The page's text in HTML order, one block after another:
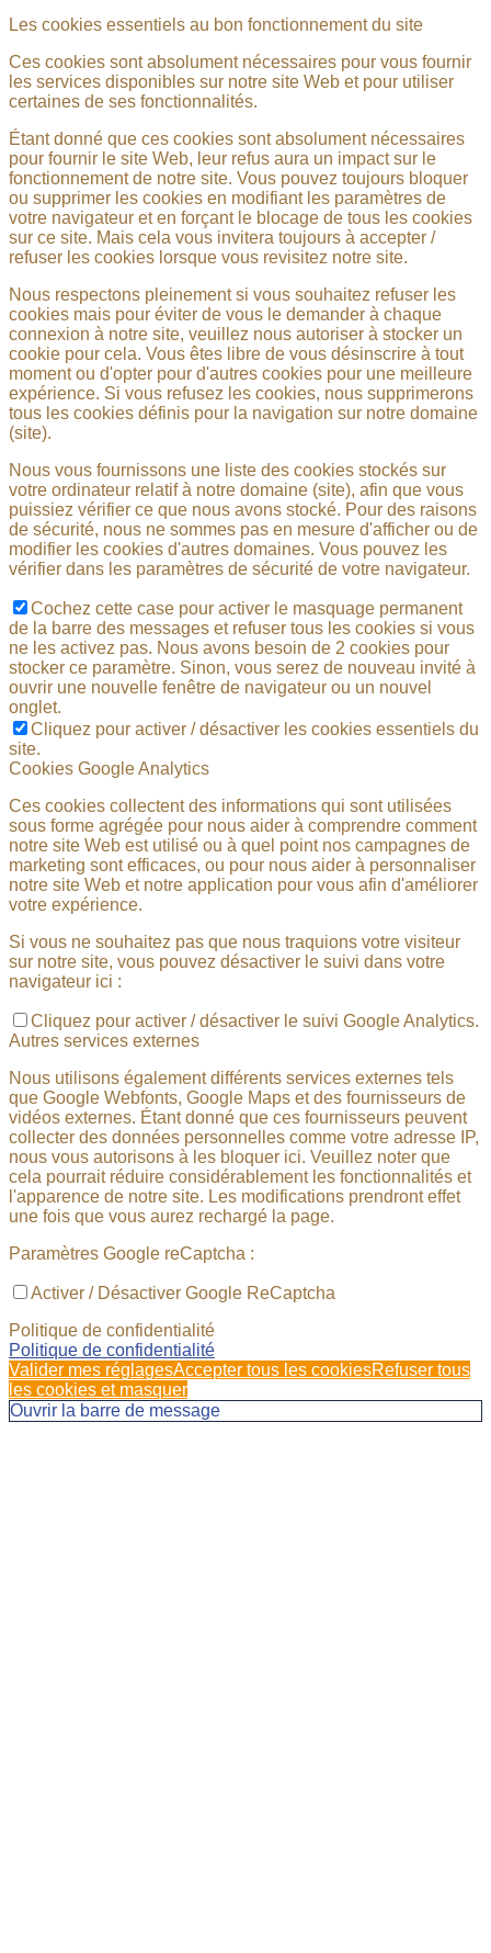
Les cookies essentiels au bon fonctionnement du site
Ces cookies sont absolument nécessaires pour vous fournir
les services disponibles sur notre site Web et pour utiliser
certaines de ses fonctionnalités.
Étant donné que ces cookies sont absolument nécessaires
pour fournir le site Web, leur refus aura un impact sur le
fonctionnement de notre site. Vous pouvez toujours bloquer
ou supprimer les cookies en modifiant les paramètres de
votre navigateur et en forçant le blocage de tous les cookies
sur ce site. Mais cela vous invitera toujours à accepter /
refuser les cookies lorsque vous revisitez notre site.
Nous respectons pleinement si vous souhaitez refuser les
cookies mais pour éviter de vous le demander à chaque
connexion à notre site, veuillez nous autoriser à stocker un
cookie pour cela. Vous êtes libre de vous désinscrire à tout
moment ou d'opter pour d'autres cookies pour une meilleure
expérience. Si vous refusez les cookies, nous supprimerons
tous les cookies définis pour la navigation sur notre domaine
(site).
Nous vous fournissons une liste des cookies stockés sur
votre ordinateur relatif à notre domaine (site), afin que vous
puissiez vérifier ce que nous avons stocké. Pour des raisons
de sécurité, nous ne sommes pas en mesure d'afficher ou de
modifier les cookies d'autres domaines. Vous pouvez les
vérifier dans les paramètres de sécurité de votre navigateur.
Cochez cette case pour activer le masquage permanent
de la barre des messages et refuser tous les cookies si vous
ne les activez pas. Nous avons besoin de 2 cookies pour
stocker ce paramètre. Sinon, vous serez de nouveau invité à
ouvrir une nouvelle fenêtre de navigateur ou un nouvel
onglet.
Cliquez pour activer / désactiver les cookies essentiels du
site.
Cookies Google Analytics
Ces cookies collectent des informations qui sont utilisées
sous forme agrégée pour nous aider à comprendre comment
notre site Web est utilisé ou à quel point nos campagnes de
marketing sont efficaces, ou pour nous aider à personnaliser
notre site Web et notre application pour vous afin d'améliorer
votre expérience.
Si vous ne souhaitez pas que nous traquions votre visiteur
sur notre site, vous pouvez désactiver le suivi dans votre
navigateur ici :
Cliquez pour activer / désactiver le suivi Google Analytics.
Autres services externes
Nous utilisons également différents services externes tels
que Google Webfonts, Google Maps et des fournisseurs de
vidéos externes. Étant donné que ces fournisseurs peuvent
collecter des données personnelles comme votre adresse IP,
nous vous autorisons à les bloquer ici. Veuillez noter que
cela pourrait réduire considérablement les fonctionnalités et
l'apparence de notre site. Les modifications prendront effet
une fois que vous aurez rechargé la page.
Paramètres Google reCaptcha :
Activer / Désactiver Google ReCaptcha
Politique de confidentialité
Politique de confidentialité
Valider mes réglagesAccepter tous les cookiesRefuser tous
les cookies et masquer
Ouvrir la barre de message